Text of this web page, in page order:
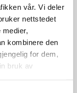
vår. Vi deler
nettstedet
medier,
kombinere den
for dem,
bruk av